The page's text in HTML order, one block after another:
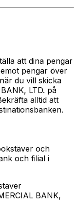
att dina pengar
pengar över
du vill skicka
LTD. på
alltid att
och
och filial i
BANK,